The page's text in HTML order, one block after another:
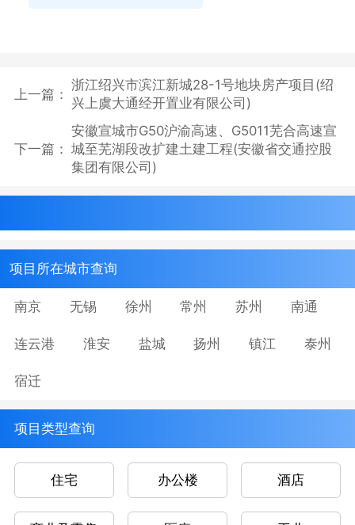
上一篇：
浙江绍兴市滨江新城28-1号地块房产项目(绍
兴上虞大通经开置业有限公司)
下一篇：
安徽宣城市G50沪渝高速、G5011芜合高速宣
城至芜湖段改扩建土建工程(安徽省交通控股
集团有限公司)
项目所在城市查询
南京 无锡 徐州 常州 苏州 南通
连云港 淮安 盐城 扬州 镇江 泰州
宿迁
项目类型查询
住宅 办公楼 酒店